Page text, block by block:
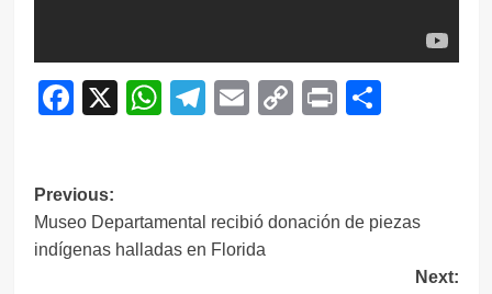
Facebook
X WhatsApp
Telegram
EmailCopy
Print
Navegación
de
entradas
Previous:
Museo Departamental recibió donación de piezas
indígenas halladas en Florida
Next: